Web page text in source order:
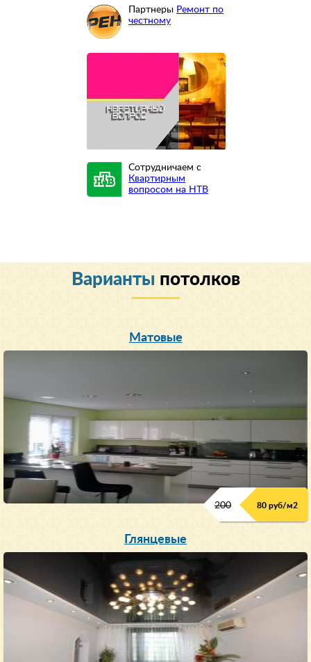
Партнеры Ремонт по
честному
Сотрудничаем с
Квартирным
вопросом на НТВ
Варианты потолков
Матовые
200 80 руб/м2
Глянцевые